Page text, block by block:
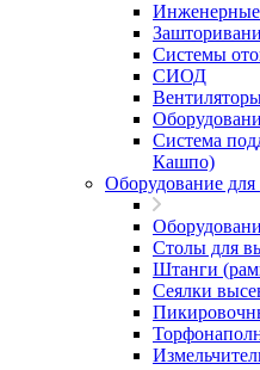
Системы
СИОД
Система
Кашпо)
Оборудование для
Столы для
Штанги
Сеялки